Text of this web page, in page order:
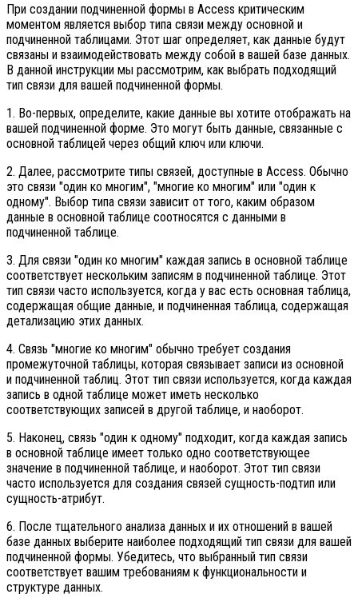
При создании подчиненной формы в Access критическим
моментом является выбор типа связи между основной и
подчиненной таблицами. Этот шаг определяет, как данные будут
связаны и взаимодействовать между собой в вашей базе данных.
В данной инструкции мы рассмотрим, как выбрать подходящий
тип связи для вашей подчиненной формы.
1. Во-первых, определите, какие данные вы хотите отображать на
вашей подчиненной форме. Это могут быть данные, связанные с
основной таблицей через общий ключ или ключи.
2. Далее, рассмотрите типы связей, доступные в Access. Обычно
это связи "один ко многим", "многие ко многим" или "один к
одному". Выбор типа связи зависит от того, каким образом
данные в основной таблице соотносятся с данными в
подчиненной таблице.
3. Для связи "один ко многим" каждая запись в основной таблице
соответствует нескольким записям в подчиненной таблице. Этот
тип связи часто используется, когда у вас есть основная таблица,
содержащая общие данные, и подчиненная таблица, содержащая
детализацию этих данных.
4. Связь "многие ко многим" обычно требует создания
промежуточной таблицы, которая связывает записи из основной
и подчиненной таблиц. Этот тип связи используется, когда каждая
запись в одной таблице может иметь несколько
соответствующих записей в другой таблице, и наоборот.
5. Наконец, связь "один к одному" подходит, когда каждая запись
в основной таблице имеет только одно соответствующее
значение в подчиненной таблице, и наоборот. Этот тип связи
часто используется для создания связей сущность-подтип или
сущность-атрибут.
6. После тщательного анализа данных и их отношений в вашей
базе данных выберите наиболее подходящий тип связи для вашей
подчиненной формы. Убедитесь, что выбранный тип связи
соответствует вашим требованиям к функциональности и
структуре данных.